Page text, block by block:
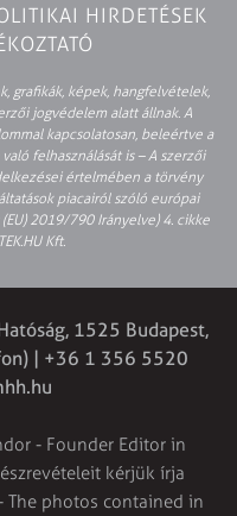
HIRDETÉSEK
grafikák, képek, hangfelvételek,
jogvédelem alatt állnak. A
kapcsolatosan, beleértve a
felhasználását is – A szerzői
értelmében a törvény
piacairól szóló európai
2019/790 Irányelve) 4. cikke
Kft.
1525 Budapest,
| +36 1 356 5520
- Founder Editor in
kérjük írja
The photos contained in